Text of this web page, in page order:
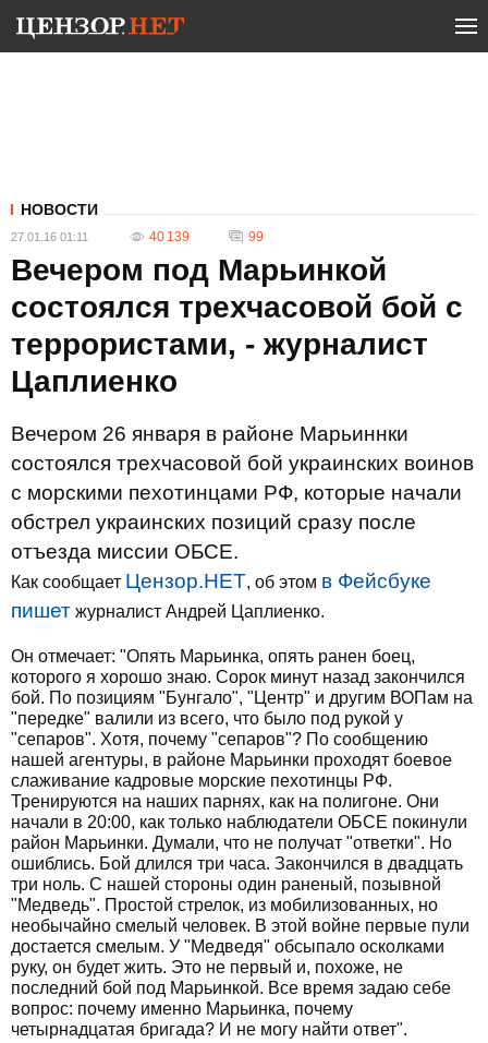
НОВОСТИ
27.01.16 01:11 40 139 99
Вечером под Марьинкой
состоялся трехчасовой бой с
террористами, - журналист
Цаплиенко
Вечером 26 января в районе Марьиннки
состоялся трехчасовой бой украинских воинов
с морскими пехотинцами РФ, которые начали
обстрел украинских позиций сразу после
отъезда миссии ОБСЕ.
Как сообщает Цензор.НЕТ, об этом в Фейсбуке
пишет журналист Андрей Цаплиенко.
Он отмечает: "Опять Марьинка, опять ранен боец,
которого я хорошо знаю. Сорок минут назад закончился
бой. По позициям "Бунгало", "Центр" и другим ВОПам на
"передке" валили из всего, что было под рукой у
"сепаров". Хотя, почему "сепаров"? По сообщению
нашей агентуры, в районе Марьинки проходят боевое
слаживание кадровые морские пехотинцы РФ.
Тренируются на наших парнях, как на полигоне. Они
начали в 20:00, как только наблюдатели ОБСЕ покинули
район Марьинки. Думали, что не получат "ответки". Но
ошиблись. Бой длился три часа. Закончился в двадцать
три ноль. С нашей стороны один раненый, позывной
"Медведь". Простой стрелок, из мобилизованных, но
необычайно смелый человек. В этой войне первые пули
достается смелым. У "Медведя" обсыпало осколками
руку, он будет жить. Это не первый и, похоже, не
последний бой под Марьинкой. Все время задаю себе
вопрос: почему именно Марьинка, почему
четырнадцатая бригада? И не могу найти ответ".